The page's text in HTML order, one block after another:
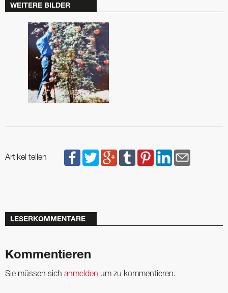
WEITERE BILDER
Artikel teilen
LESERKOMMENTARE
Kommentieren
Sie müssen sich anmelden um zu kommentieren.